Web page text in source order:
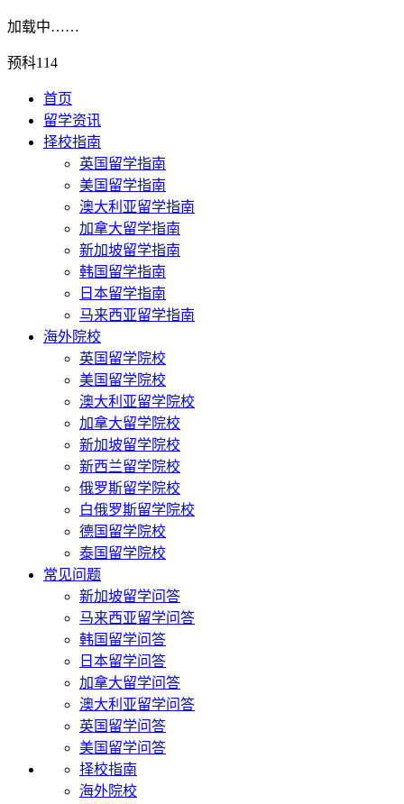
加载中……
预科114
首页
留学资讯
择校指南
英国留学指南
美国留学指南
澳大利亚留学指南
加拿大留学指南
新加坡留学指南
韩国留学指南
日本留学指南
马来西亚留学指南
海外院校
英国留学院校
美国留学院校
澳大利亚留学院校
加拿大留学院校
新加坡留学院校
新西兰留学院校
俄罗斯留学院校
白俄罗斯留学院校
德国留学院校
泰国留学院校
常见问题
新加坡留学问答
马来西亚留学问答
韩国留学问答
日本留学问答
加拿大留学问答
澳大利亚留学问答
英国留学问答
美国留学问答
择校指南
海外院校